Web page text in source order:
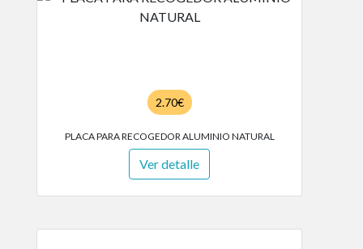
2.70€
PLACA PARA RECOGEDOR ALUMINIO NATURAL
Ver detalle